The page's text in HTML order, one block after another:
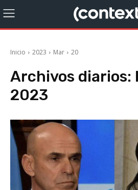
Inicio 2023 Mar 20
Archivos diarios:
2023